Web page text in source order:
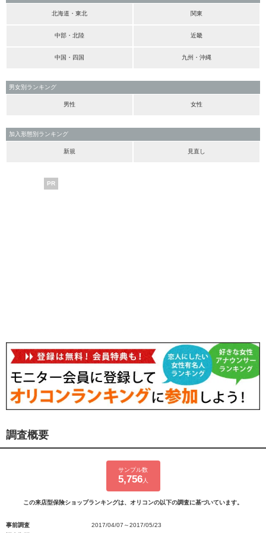
北海道・東北 関東
中部・北陸 近畿
中国・四国 九州・沖縄
男女別ランキング
男性 女性
加入形態別ランキング
新規 見直し
PR
調査概要
サンプル数
5,756人
この来店型保険ショップランキングは、オリコンの以下の調査に基づいています。
事前調査
2017/04/07～2017/05/23